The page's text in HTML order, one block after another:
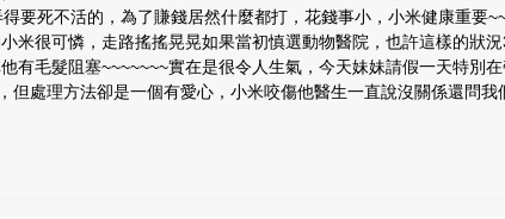
要死不活的，為了賺錢居然什麼都打，花錢事小，小米健康重要
米很可憐，走路搖搖晃晃如果當初慎選動物醫院，也許這樣的狀
有毛髮阻塞~~~~~~~實在是很令人生氣，今天妹妹請假一天特別
處理方法卻是一個有愛心，小米咬傷他醫生一直說沒關係還問